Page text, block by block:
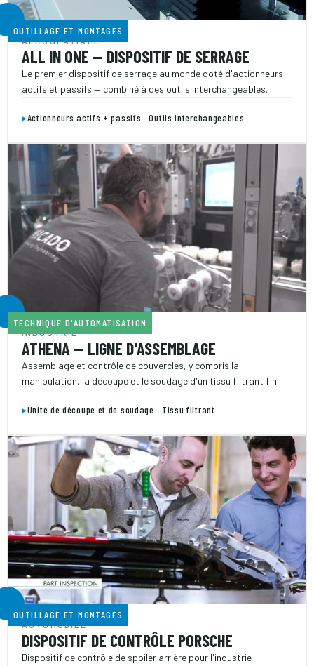
OUTILLAGE ET MONTAGES
AÉROSPATIALE
ALL IN ONE — DISPOSITIF DE SERRAGE
Le premier dispositif de serrage au monde doté d'actionneurs
actifs et passifs — combiné à des outils interchangeables.
▸Actionneurs actifs + passifs · Outils interchangeables
TECHNIQUE D'AUTOMATISATION
INDUSTRIE
ATHENA — LIGNE D'ASSEMBLAGE
Assemblage et contrôle de couvercles, y compris la
manipulation, la découpe et le soudage d'un tissu filtrant fin.
▸Unité de découpe et de soudage · Tissu filtrant
OUTILLAGE ET MONTAGES
AUTOMOBILE
DISPOSITIF DE CONTRÔLE PORSCHE
Dispositif de contrôle de spoiler arrière pour l'industrie